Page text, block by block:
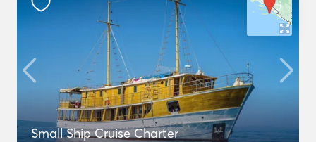
Small Ship Cruise Charter